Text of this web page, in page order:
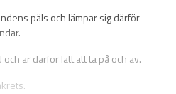
päls och lämpar sig därför
är därför lätt att ta på och av.